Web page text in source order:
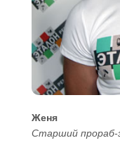
Женя
Старший